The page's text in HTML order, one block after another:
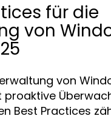
für die
von
von
Best Practices